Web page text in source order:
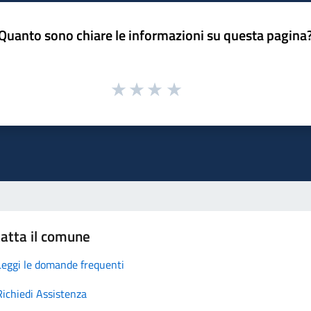
sono chiare le informazioni su questa
il comune
le domande frequenti
Assistenza